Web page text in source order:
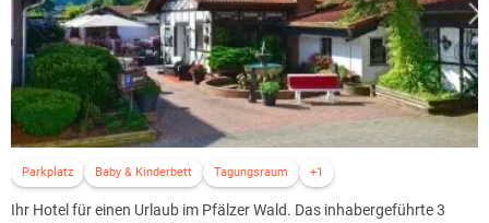
Parkplatz Baby & Kinderbett Tagungsraum +1
Ihr Hotel für einen Urlaub im Pfälzer Wald. Das inhabergeführte 3